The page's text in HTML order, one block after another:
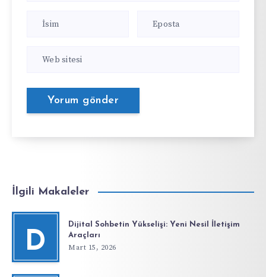
İlgili Makaleler
D
Dijital Sohbetin Yükselişi: Yeni Nesil İletişim
Araçları
Mart 15, 2026